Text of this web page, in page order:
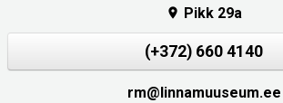
 Pikk 29a
(+372) 660 4140
rm@linnamuuseum.ee